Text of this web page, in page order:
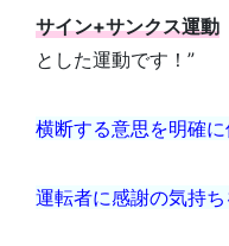
サイン+サンクス運動
とした運動です！”
横断する意思を明確に
運転者に感謝の気持